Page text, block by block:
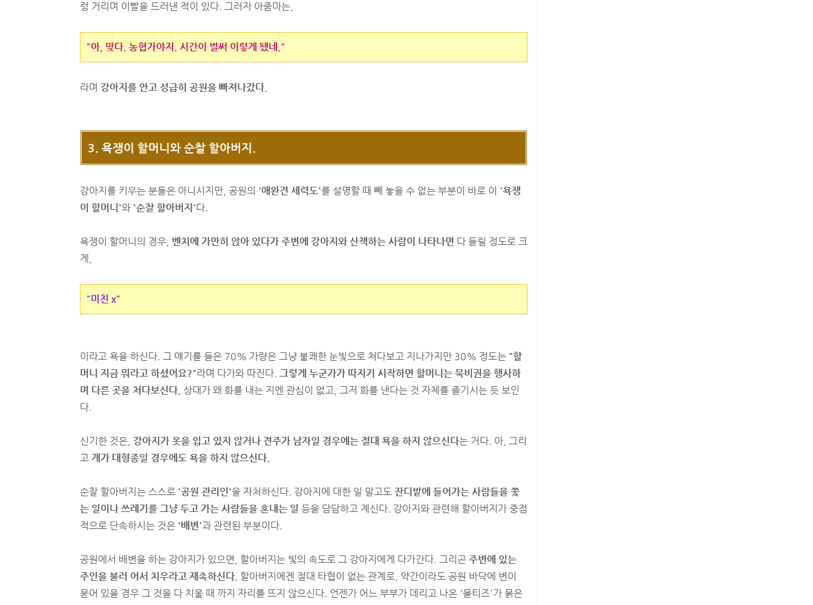
렁 거리며 이빨을 드러낸 적이 있다. 그러자 아줌마는,
"아, 맞다. 농협가야지. 시간이 벌써 이렇게 됐네."
라며 강아지를 안고 성급히 공원을 빠져나갔다.
3. 욕쟁이 할머니와 순찰 할아버지.
강아지를 키우는 분들은 아니시지만, 공원의 '애완견 세력도'를 설명할 때 빼 놓을 수 없는 부분이 바로 이 '욕쟁
이 할머니'와 '순찰 할아버지'다.
욕쟁이 할머니의 경우, 벤치에 가만히 앉아 있다가 주변에 강아지와 산책하는 사람이 나타나면 다 들릴 정도로 크
게,
"미친 x"
이라고 욕을 하신다. 그 얘기를 들은 70% 가량은 그냥 불쾌한 눈빛으로 쳐다보고 지나가지만 30% 정도는 "할
머니 지금 뭐라고 하셨어요?"라며 다가와 따진다. 그렇게 누군가가 따지기 시작하면 할머니는 묵비권을 행사하
며 다른 곳을 쳐다보신다. 상대가 왜 화를 내는 지엔 관심이 없고, 그저 화를 낸다는 것 자체를 즐기시는 듯 보인
다.
신기한 것은, 강아지가 옷을 입고 있지 않거나 견주가 남자일 경우에는 절대 욕을 하지 않으신다는 거다. 아, 그리
고 개가 대형종일 경우에도 욕을 하지 않으신다.
순찰 할아버지는 스스로 '공원 관리인'을 자처하신다. 강아지에 대한 일 말고도 잔디밭에 들어가는 사람들을 쫓
는 일이나 쓰레기를 그냥 두고 가는 사람들을 혼내는 일 등을 담담하고 계신다. 강아지와 관련해 할아버지가 중점
적으로 단속하시는 것은 '배변'과 관련된 부분이다.
공원에서 배변을 하는 강아지가 있으면, 할아버지는 빛의 속도로 그 강아지에게 다가간다. 그리곤 주변에 있는
주인을 불러 어서 치우라고 재촉하신다. 할아버지에겐 절대 타협이 없는 관계로, 약간이라도 공원 바닥에 변이
묻어 있을 경우 그 것을 다 치울 때 까지 자리를 뜨지 않으신다. 언젠가 어느 부부가 데리고 나온 '몰티즈'가 묽은